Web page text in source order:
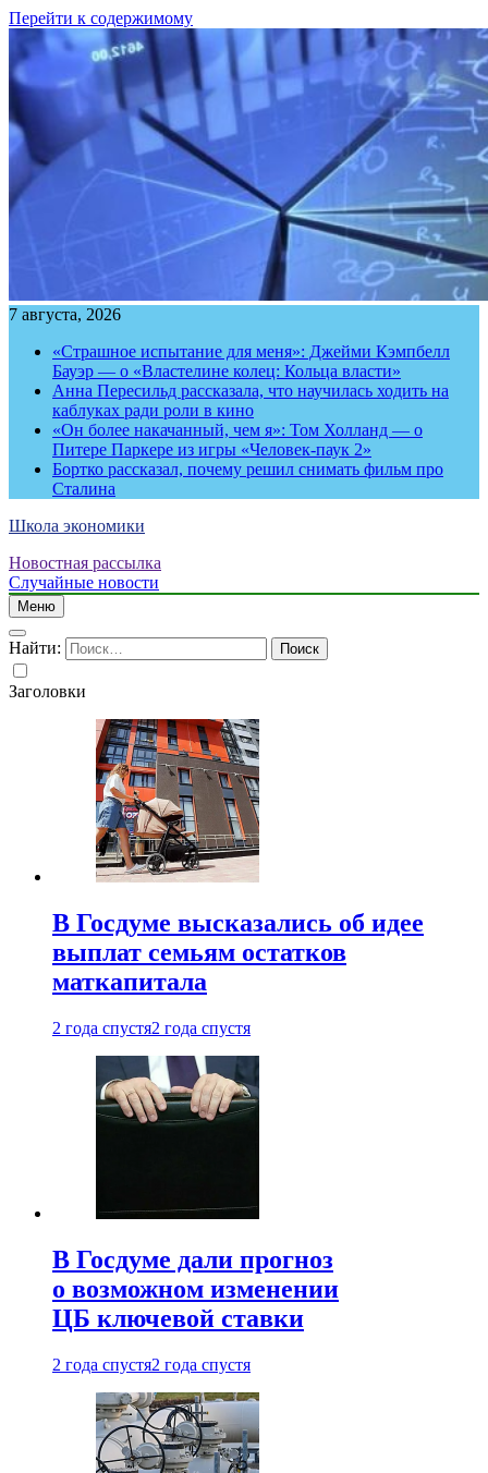
Перейти к содержимому
7 августа, 2026
«Страшное испытание для меня»: Джейми Кэмпбелл
Бауэр — о «Властелине колец: Кольца власти»
Анна Пересильд рассказала, что научилась ходить на
каблуках ради роли в кино
«Он более накачанный, чем я»: Том Холланд — о
Питере Паркере из игры «Человек-паук 2»
Бортко рассказал, почему решил снимать фильм про
Сталина
Школа экономики
Новостная рассылка
Случайные новости
Меню
Найти:
Заголовки
В Госдуме высказались об идее
выплат семьям остатков
маткапитала
2 года спустя2 года спустя
В Госдуме дали прогноз
о возможном изменении
ЦБ ключевой ставки
2 года спустя2 года спустя